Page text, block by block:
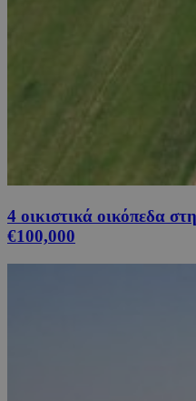
4 οικιστικά οικόπεδα
€100,000